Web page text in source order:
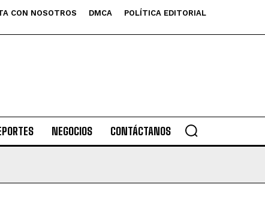
CON NOSOTROS DMCA
POLÍTICA EDITORIAL
NEGOCIOS CONTÁCTANOS